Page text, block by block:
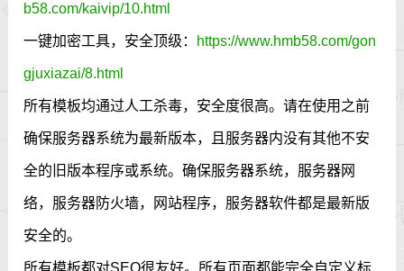
b58.com/kaivip/10.html
一键加密工具，安全顶级： https://www.hmb58.com/gon
gjuxiazai/8.html
所有模板均通过人工杀毒，安全度很高。请在使用之前
确保服务器系统为最新版本，且服务器内没有其他不安
全的旧版本程序或系统。确保服务器系统，服务器网
络，服务器防火墙，网站程序，服务器软件都是最新版
安全的。
所有模板都对SEO很友好。所有页面都能完全自定义标